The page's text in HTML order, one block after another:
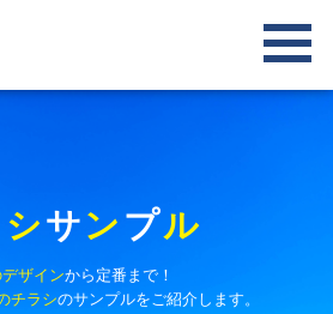
シサン プル
ザインから定番まで！
チラシのサンプルをご紹介します。